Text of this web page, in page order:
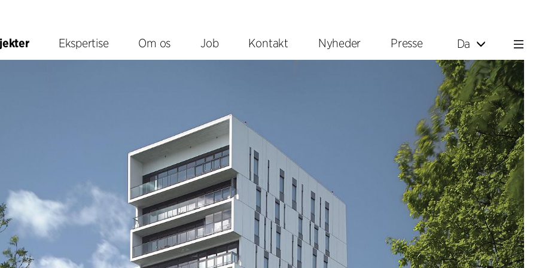
Ekspertise Om os Job Kontakt Nyheder Presse Da